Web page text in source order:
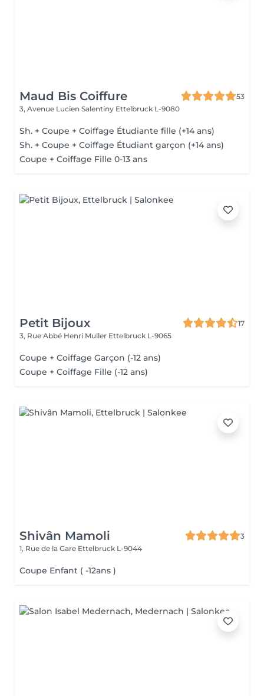
Maud Bis Coiffure
53
3, Avenue Lucien Salentiny Ettelbruck L-9080
Sh. + Coupe + Coiffage Étudiante fille (+14 ans)
Sh. + Coupe + Coiffage Étudiant garçon (+14 ans)
Coupe + Coiffage Fille 0-13 ans
Petit Bijoux
17
3, Rue Abbé Henri Muller Ettelbruck L-9065
Coupe + Coiffage Garçon (-12 ans)
Coupe + Coiffage Fille (-12 ans)
Shivân Mamoli
3
1, Rue de la Gare Ettelbruck L-9044
Coupe Enfant ( -12ans )